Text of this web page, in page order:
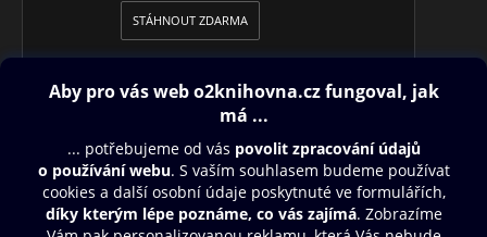
STÁHNOUT ZDARMA
Obsah ke stažení
Moje O2 Knihovna